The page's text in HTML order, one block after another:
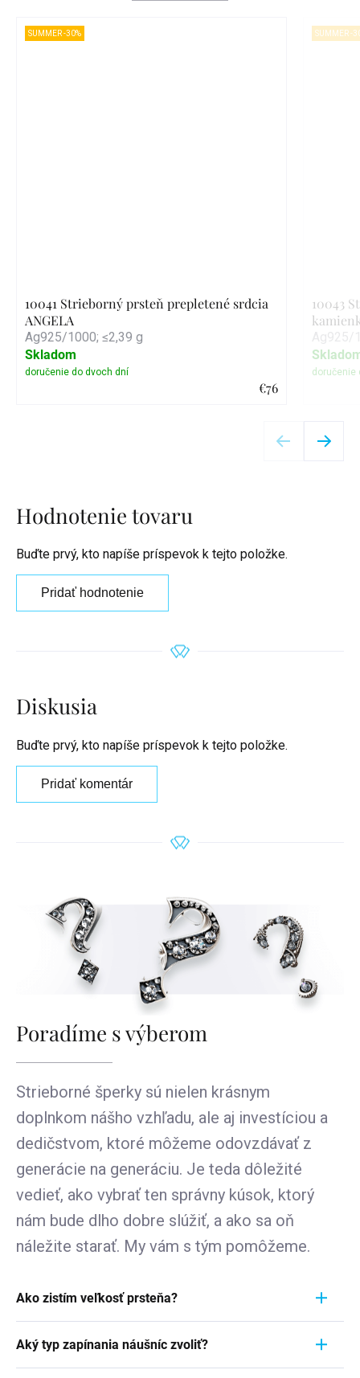
SUMMER -30%
10041 Strieborný prsteň prepletené srdcia
ANGELA
Ag925/1000; ≤2,39 g
€76
Skladom
SUMMER -
10043
Hodnotenie tovaru
Buďte prvý, kto napíše príspevok k tejto položke.
Pridať hodnotenie
Diskusia
Buďte prvý, kto napíše príspevok k tejto položke.
Pridať komentár
Poradíme s výberom
Strieborné šperky sú nielen krásnym
doplnkom nášho vzhľadu, ale aj investíciou a
dedičstvom, ktoré môžeme odovzdávať z
generácie na generáciu. Je teda dôležité
vedieť, ako vybrať ten správny kúsok, ktorý
nám bude dlho dobre slúžiť, a ako sa oň
náležite starať. My vám s tým pomôžeme.
Ako zistím veľkosť prsteňa?
Aby ste zistili jeho veľkosť, vezmite pravítko a
položte ho priamo na prstienok, ktorý momentálne
Aký typ zapínania náušníc zvoliť?